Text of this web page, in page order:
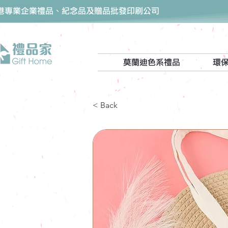
專業企業禮品、紀念品及贈品批發印刷公司
莫蘭迪色系禮品 環
< Back